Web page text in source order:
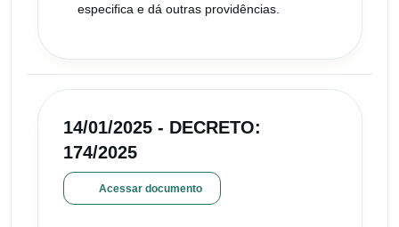
especifica e dá outras providências.
14/01/2025 - DECRETO:
174/2025
Acessar documento